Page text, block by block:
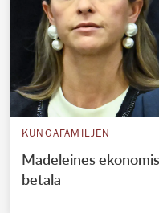
KUNGAFAMILJEN
Madeleines
betala